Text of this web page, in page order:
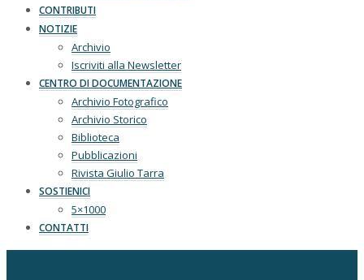
CONTRIBUTI
NOTIZIE
Archivio
Iscriviti alla Newsletter
CENTRO DI DOCUMENTAZIONE
Archivio Fotografico
Archivio Storico
Biblioteca
Pubblicazioni
Rivista Giulio Tarra
SOSTIENICI
5×1000
CONTATTI